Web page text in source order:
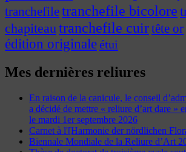
tranchefiletranchefile bicolore
chapiteautranchefile cuirtête or
édition originaleétui
Mes dernières reliures
En raison de la canicule, le conseil
a décidé de mettre « reliure d’art dare »
le mardi 1er septembre 2026
Carnet à l'[Harmonie der nördlichen
Biennale Mondiale de la Reliure d’Art